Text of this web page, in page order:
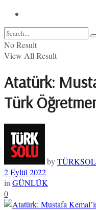
No Result
View All Result
Atatürk:
Türk
by
2 Eylül 2022
in GÜNLÜK
0